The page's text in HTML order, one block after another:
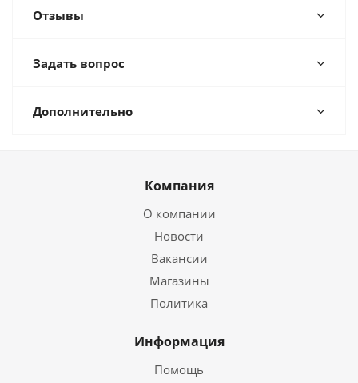
Отзывы
Задать вопрос
Дополнительно
Компания
О компании
Новости
Вакансии
Магазины
Политика
Информация
Помощь